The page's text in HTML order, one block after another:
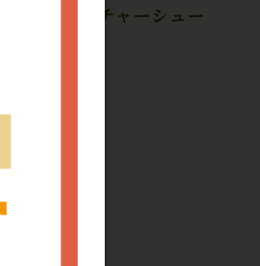
わけあり刻みチャーシュー